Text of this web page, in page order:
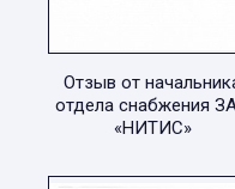
Отзыв от
отдела снабжения
«НИТИС»